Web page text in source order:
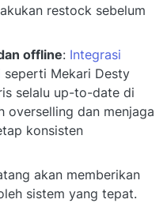
restock sebelum
offline: Integrasi
seperti Mekari Desty
selalu up-to-date di
overselling dan menjaga
konsisten
akan memberikan
sistem yang tepat.